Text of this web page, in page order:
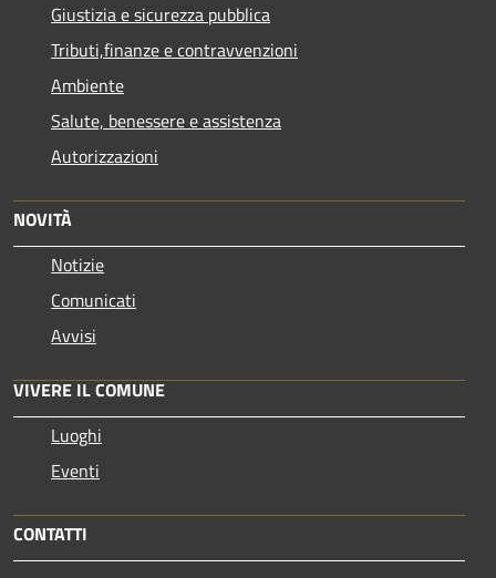
Giustizia e sicurezza pubblica
Tributi,finanze e contravvenzioni
Ambiente
Salute, benessere e assistenza
Autorizzazioni
NOVITÀ
Notizie
Comunicati
Avvisi
VIVERE IL COMUNE
Luoghi
Eventi
CONTATTI